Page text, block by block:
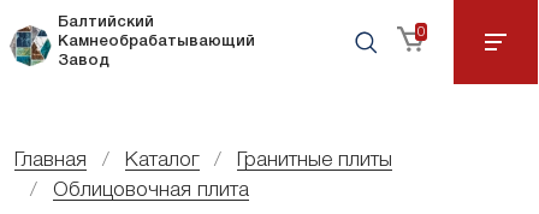
Балтийский
Камнеобрабатывающий
Завод
0
Главная Каталог
Гранитные плиты
Облицовочная плита